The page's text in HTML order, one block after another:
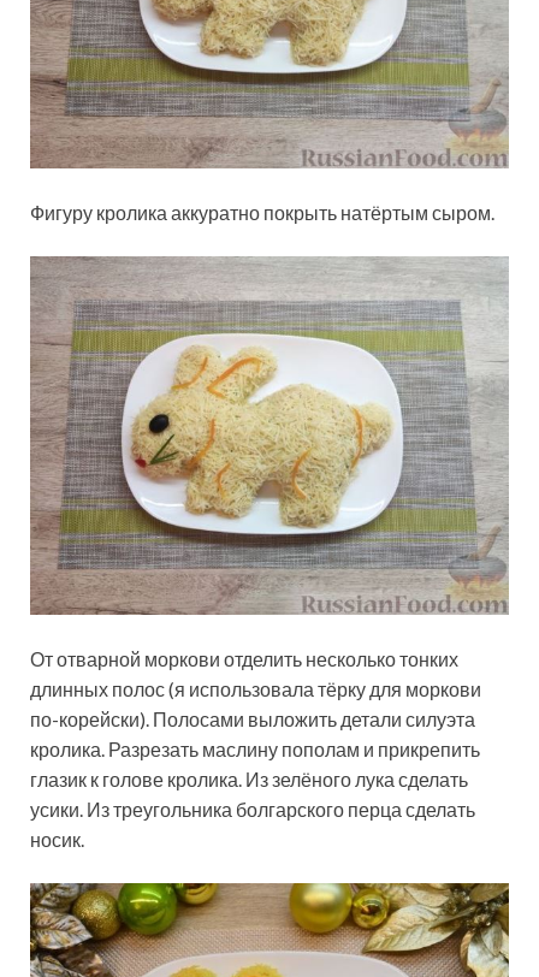
Фигуру кролика аккуратно покрыть натёртым сыром.
От отварной моркови отделить несколько тонких
длинных полос (я использовала тёрку для моркови
по-корейски). Полосами выложить детали силуэта
кролика. Разрезать маслину пополам и прикрепить
глазик к голове кролика. Из зелёного лука сделать
усики. Из треугольника болгарского перца сделать
носик.